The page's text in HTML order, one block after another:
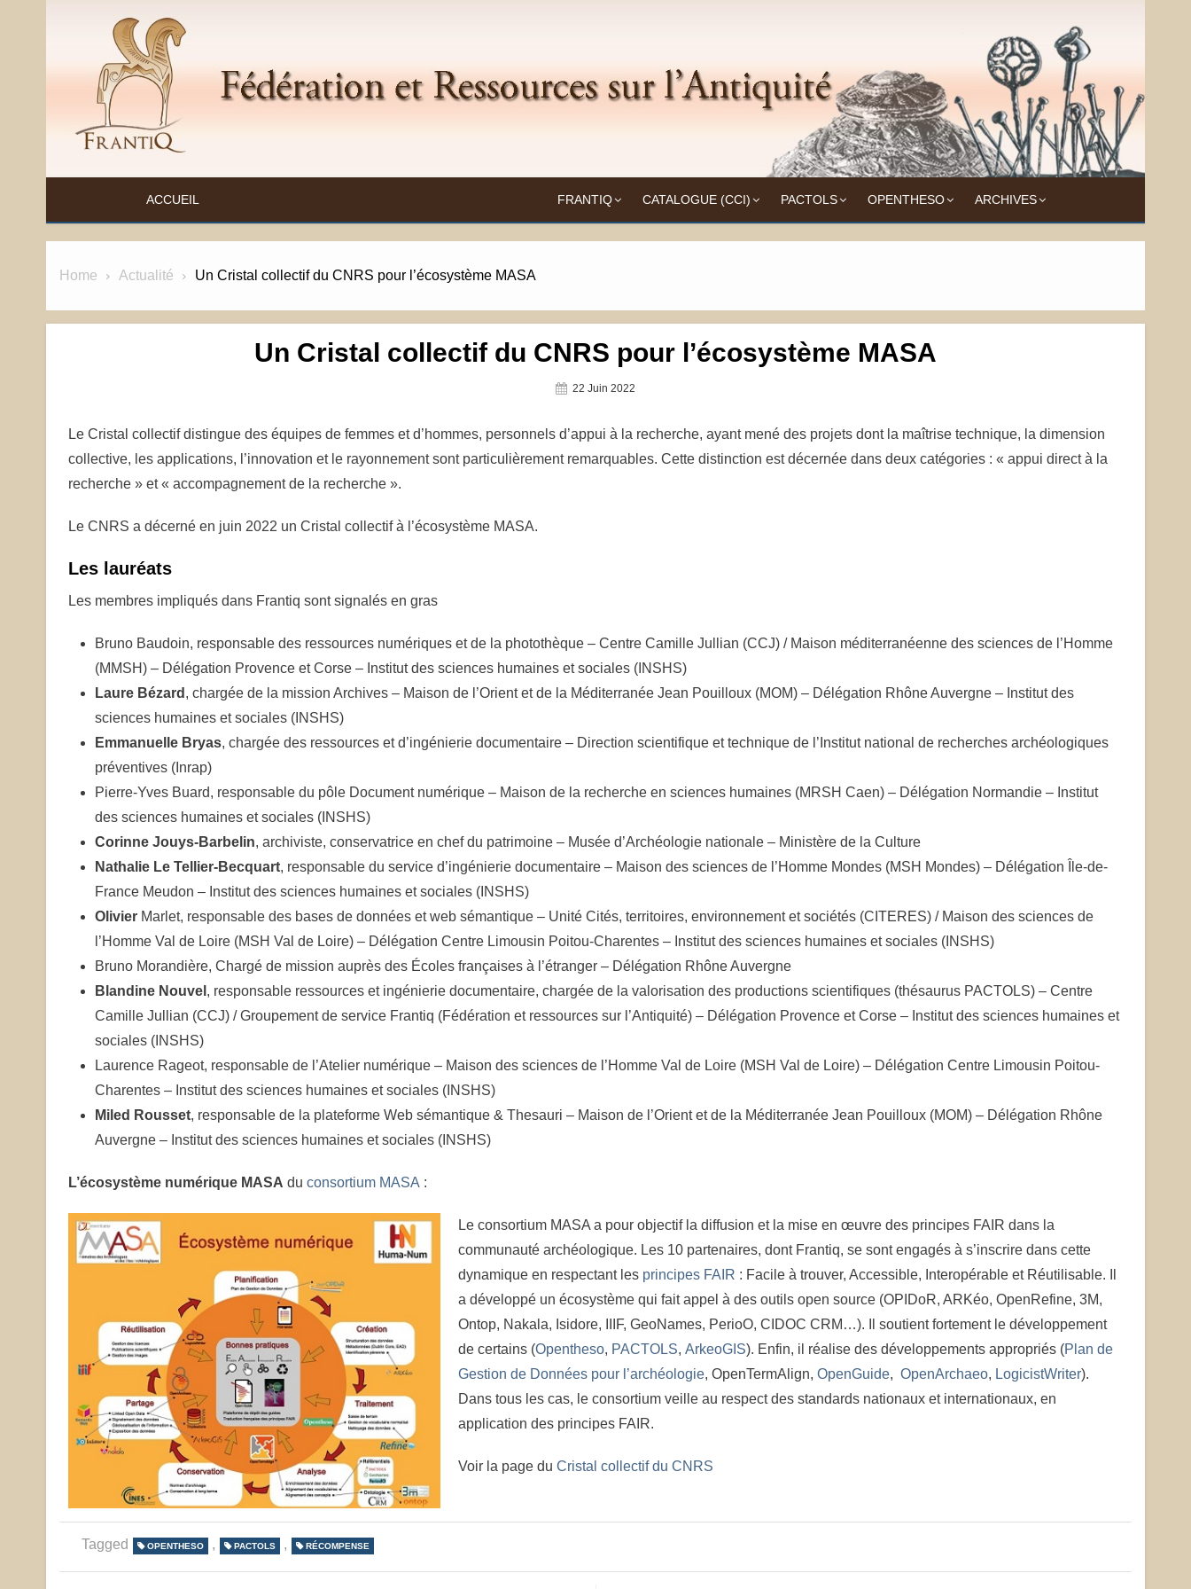
Frantiq
FÉDÉRATION ET RESSOURCES SUR L'ANTIQUITÉ
ACCUEIL FRANTIQ CATALOGUE (CCI) PACTOLS OPENTHESO ARCHIVES
Home Actualité Un Cristal collectif du CNRS pour l’écosystème MASA
Un Cristal collectif du CNRS pour l’écosystème MASA
Posted
22 Juin 2022
Le Cristal collectif distingue des équipes de femmes et d’hommes, personnels d’appui à la recherche, ayant mené des projets dont la maîtrise technique, la dimension
collective, les applications, l’innovation et le rayonnement sont particulièrement remarquables. Cette distinction est décernée dans deux catégories : « appui direct à la
recherche » et « accompagnement de la recherche ».
Le CNRS a décerné en juin 2022 un Cristal collectif à l’écosystème MASA.
Les lauréats
Les membres impliqués dans Frantiq sont signalés en gras
Bruno Baudoin, responsable des ressources numériques et de la photothèque – Centre Camille Jullian (CCJ) / Maison méditerranéenne des sciences de l’Homme
(MMSH) – Délégation Provence et Corse – Institut des sciences humaines et sociales (INSHS)
Laure Bézard , chargée de la mission Archives – Maison de l’Orient et de la Méditerranée Jean Pouilloux (MOM) – Délégation Rhône Auvergne – Institut des
sciences humaines et sociales (INSHS)
Emmanuelle Bryas, chargée des ressources et d’ingénierie documentaire – Direction scientifique et technique de l’Institut national de recherches archéologiques
préventives (Inrap)
Pierre-Yves Buard, responsable du pôle Document numérique – Maison de la recherche en sciences humaines (MRSH Caen) – Délégation Normandie – Institut
des sciences humaines et sociales (INSHS)
Corinne Jouys-Barbelin, archiviste, conservatrice en chef du patrimoine – Musée d’Archéologie nationale – Ministère de la Culture
Nathalie Le Tellier-Becquart, responsable du service d’ingénierie documentaire – Maison des sciences de l’Homme Mondes (MSH Mondes) – Délégation Île-de-
France Meudon – Institut des sciences humaines et sociales (INSHS)
Olivier Marlet, responsable des bases de données et web sémantique – Unité Cités, territoires, environnement et sociétés (CITERES) / Maison des sciences de
l’Homme Val de Loire (MSH Val de Loire) – Délégation Centre Limousin Poitou-Charentes – Institut des sciences humaines et sociales (INSHS)
Bruno Morandière, Chargé de mission auprès des Écoles françaises à l’étranger – Délégation Rhône Auvergne
Blandine Nouvel , responsable ressources et ingénierie documentaire, chargée de la valorisation des productions scientifiques (thésaurus PACTOLS) – Centre
Camille Jullian (CCJ) / Groupement de service Frantiq (Fédération et ressources sur l’Antiquité) – Délégation Provence et Corse – Institut des sciences humaines et
sociales (INSHS)
Laurence Rageot, responsable de l’Atelier numérique – Maison des sciences de l’Homme Val de Loire (MSH Val de Loire) – Délégation Centre Limousin Poitou-
Charentes – Institut des sciences humaines et sociales (INSHS)
Miled Rousset, responsable de la plateforme Web sémantique & Thesauri – Maison de l’Orient et de la Méditerranée Jean Pouilloux (MOM) – Délégation Rhône
Auvergne – Institut des sciences humaines et sociales (INSHS)
L’écosystème numérique MASA du consortium MASA :
Le consortium MASA a pour objectif la diffusion et la mise en œuvre des principes FAIR dans la
communauté archéologique. Les 10 partenaires, dont Frantiq, se sont engagés à s’inscrire dans cette
dynamique en respectant les principes FAIR : Facile à trouver, Accessible, Interopérable et Réutilisable. Il
a développé un écosystème qui fait appel à des outils open source (OPIDoR, ARKéo, OpenRefine, 3M,
Ontop, Nakala, Isidore, IIIF, GeoNames, PerioO, CIDOC CRM…). Il soutient fortement le développement
de certains (Opentheso, PACTOLS, ArkeoGIS). Enfin, il réalise des développements appropriés (Plan de
Gestion de Données pour l’archéologie, OpenTermAlign, OpenGuide, OpenArchaeo, LogicistWriter).
Dans tous les cas, le consortium veille au respect des standards nationaux et internationaux, en
application des principes FAIR.
Voir la page du Cristal collectif du CNRS
Tagged OPENTHESO , PACTOLS , RÉCOMPENSE